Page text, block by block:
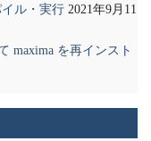
ル・実行 2021年9月11
maxima を再インスト